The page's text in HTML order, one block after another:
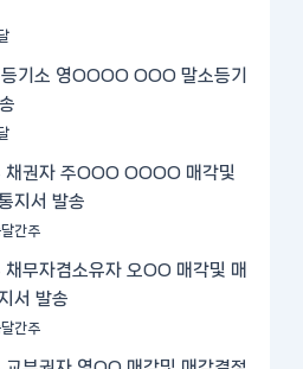
기소 영OOOO OOO 말소등기
권자 주OOO OOOO 매각및
지서 발송
간주
무자겸소유자 오OO 매각및 매
서 발송
간주